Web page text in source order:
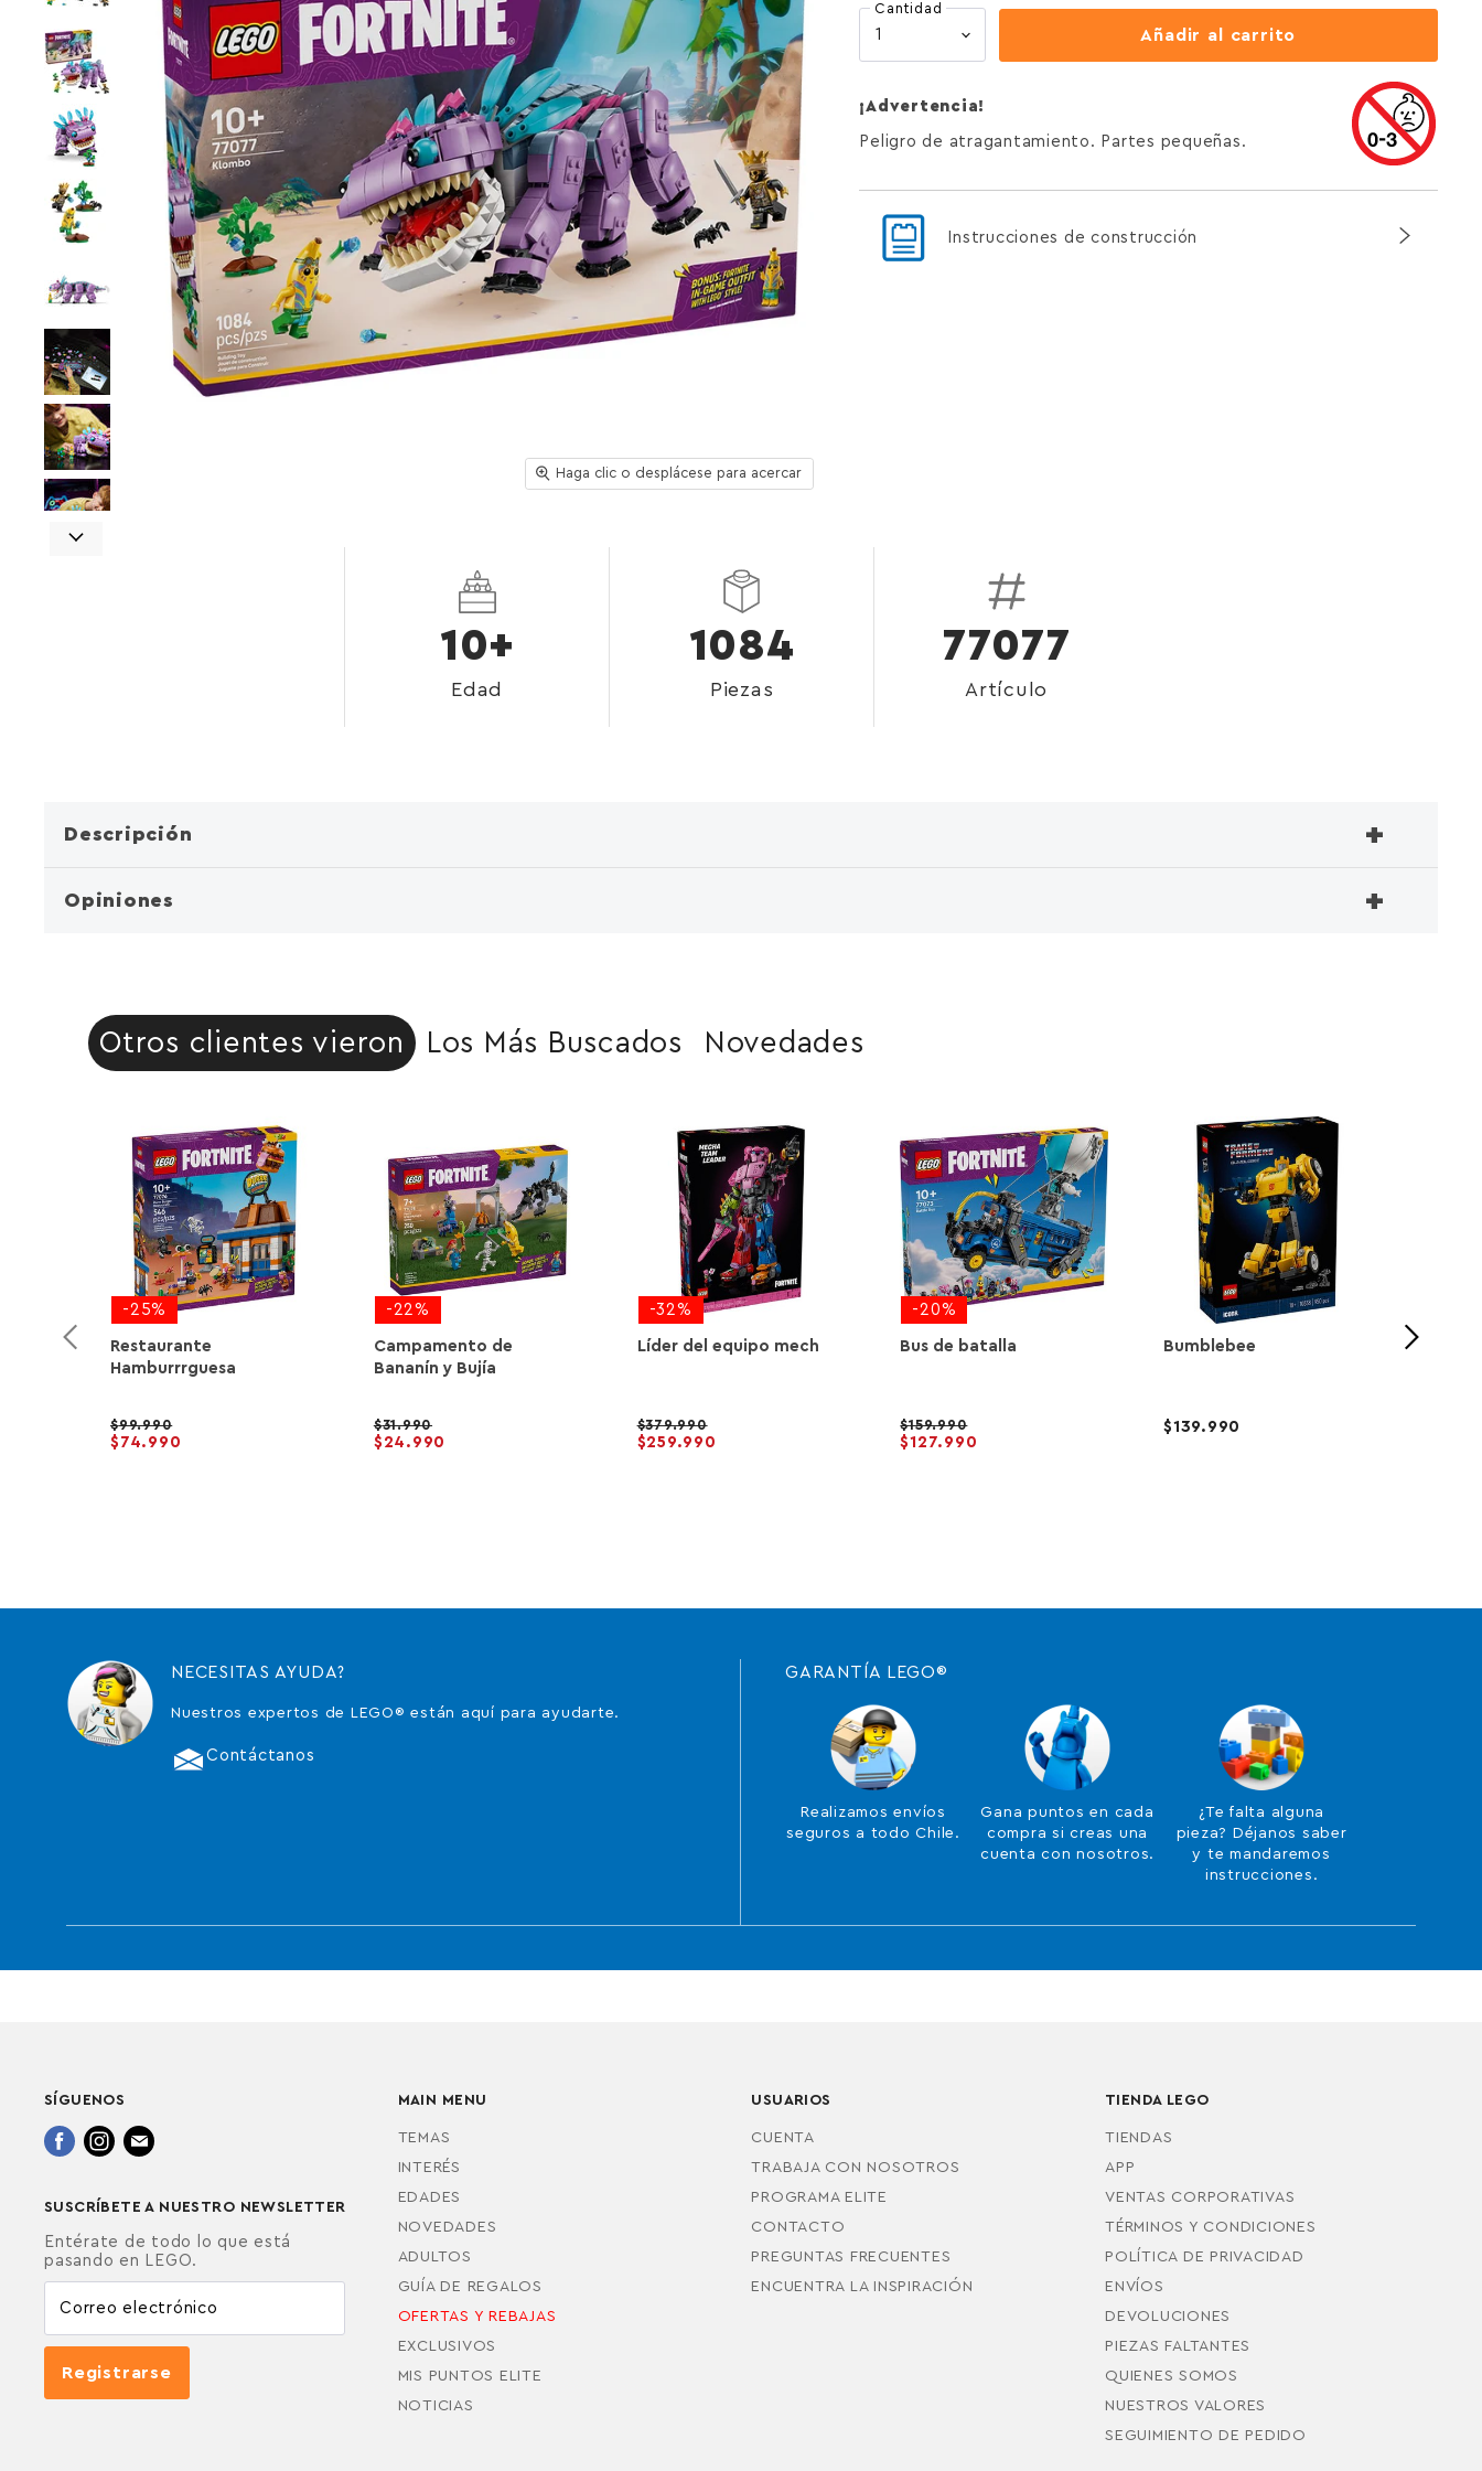
Haga clic o desplácese para acercar
Cantidad
Añadir al carrito
¡Advertencia!
Peligro de atragantamiento. Partes pequeñas.
Instrucciones de construcción
10+
Edad
1084
Piezas
77077
Artículo
Descripción +
Opiniones +
Otros clientes vieron Los Más Buscados Novedades
-25%
Restaurante
Hamburrrguesa
99.990
74.990
-22%
Campamento de
Bananín y Bujía
31.990
24.990
-32%
Líder del equipo mech
379.990
259.990
-20%
Bus de batalla
159.990
127.990
Bumblebee
139.990
NECESITAS AYUDA?
Nuestros expertos de LEGO® están aquí para ayudarte.
Contáctanos
GARANTÍA LEGO®
Realizamos envíos
seguros a todo Chile.
Gana puntos en cada
compra si creas una
cuenta con nosotros.
¿Te falta alguna
pieza? Déjanos saber
y te mandaremos
instrucciones.
SÍGUENOS
Encuéntrenos
Encuéntrenos
Encuéntrenos
SUSCRÍBETE A NUESTRO NEWSLETTER
Entérate de todo lo que está
pasando en LEGO.
Correo electrónico
Registrarse
MAIN MENU
TEMAS
INTERÉS
EDADES
NOVEDADES
ADULTOS
GUÍA DE REGALOS
OFERTAS Y REBAJAS
EXCLUSIVOS
MIS PUNTOS ELITE
NOTICIAS
USUARIOS
CUENTA
TRABAJA CON NOSOTROS
PROGRAMA ELITE
CONTACTO
PREGUNTAS FRECUENTES
ENCUENTRA LA INSPIRACIÓN
TIENDA LEGO
TIENDAS
APP
VENTAS CORPORATIVAS
TÉRMINOS Y CONDICIONES
POLÍTICA DE PRIVACIDAD
ENVÍOS
DEVOLUCIONES
PIEZAS FALTANTES
QUIENES SOMOS
NUESTROS VALORES
SEGUIMIENTO DE PEDIDO